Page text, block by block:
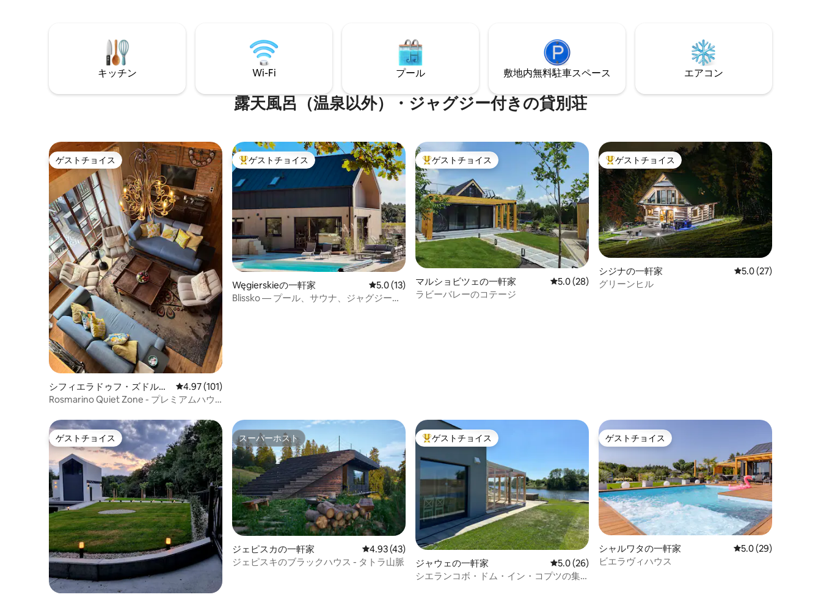
グ、カヤック、ビーチを楽しむことがで
きます。自転車とカヤックをレンタルで
きます。ドームが予約済みの場合は、プ
ロフィールのビーチハウスまたはサンセ
ドのサウナには、海水浴用の樽がありま
す。 無料駐車場、キッチン、2つのバスル
ーム、広々としたテラス、バルコニー
（太陽の当たる側）、バーベキューグリ
ル、デッキチェア、キャンプファイヤー
用の場所。高水準の小屋。
キッチン Wi-Fi プール 敷地内無料駐⁠車ス⁠ペ⁠ー⁠ス エアコン
露天風呂（温泉以外）・ジャグジー付きの貸別荘
ゲストチョイス
ゲストチョイス
シフィエラドゥフ・ズドルイ
の一軒家
レビュー101件、5つ星中4.97つ星の平均評価
4.97 (101)
Rosmarino Quiet Zone - プレミアムハウ
大好評のゲストチョイスです。
ゲストチョイス
Węgierskieの一軒家 レビュー13件、5つ星中5.0つ星の平均評価
5.0 (13)
Blissko — プール、サウナ、ジャグジー付
大好評のゲストチョイスです。
ゲストチョイス
マルショビツェの一軒家 レビュー28件、5つ星中5.0つ星の平均評価
5.0 (28)
ラビーバレーのコテージ
大好評のゲストチョイスです。
ゲストチョイス
シジナの一軒家 レビュー27件、5つ
5.0 (27)
グリーンヒル
ゲストチョイス
ゲストチョイス スーパーホスト
スーパーホスト
ジェピスカの一軒家 レビュー43件、5つ星中4.93つ星の平均評価
4.93 (43)
ジェピスキのブラックハウス - タトラ山脈
大好評のゲストチョイスです。
ゲストチョイス
ジャウェの一軒家 レビュー26件、5つ星中5.0つ星の平均評価
5.0 (26)
シエランコボ・ドム・イン・コプツの集
ゲストチョイス
ゲストチョイス
シャルワタの一軒家 レビュー29件、5つ
5.0 (29)
ビエラヴィハウス